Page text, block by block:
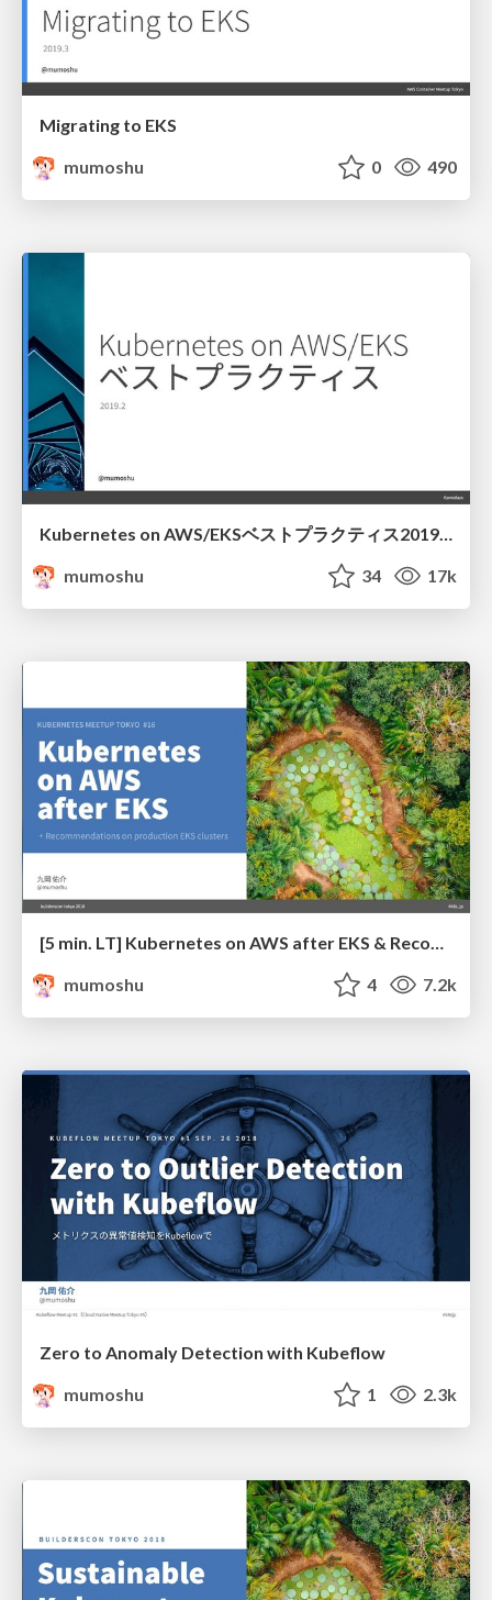
Migrating to EKS
mumoshu
0 490
Kubernetes on AWS/EKSベストプラクティス2019.2 #jawsdays
mumoshu
34 17k
[5 min. LT] Kubernetes on AWS after EKS & Recommendations on production EKS clusters
mumoshu
4 7.2k
Zero to Anomaly Detection with Kubeflow
mumoshu
1 2.3k